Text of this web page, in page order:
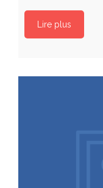
Lire plus